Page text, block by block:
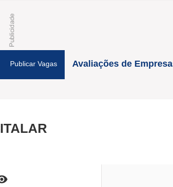
Publicar Vagas Avaliações de